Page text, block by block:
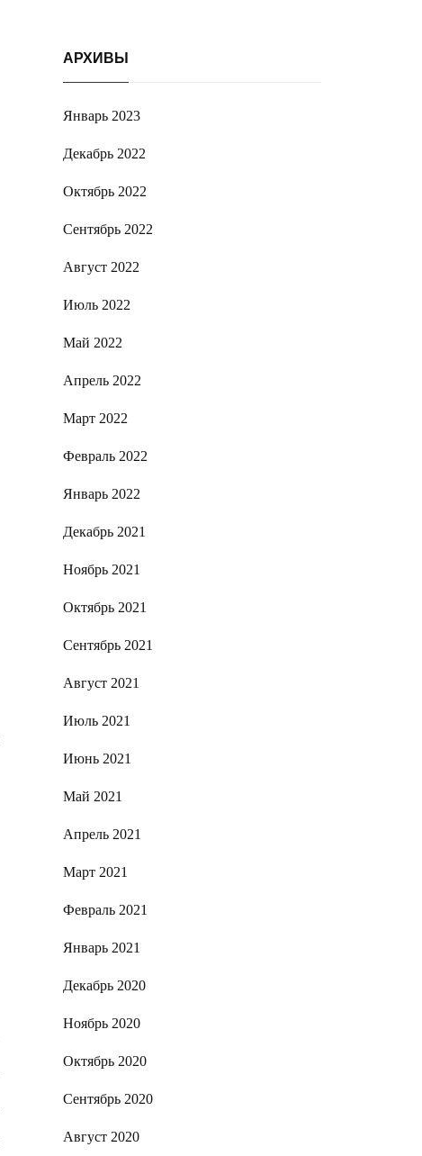
АРХИВЫ
Январь 2023
Декабрь 2022
Октябрь 2022
Сентябрь 2022
Август 2022
Июль 2022
Май 2022
Апрель 2022
Март 2022
Февраль 2022
Январь 2022
Декабрь 2021
Ноябрь 2021
Октябрь 2021
Сентябрь 2021
Август 2021
Июль 2021
Июнь 2021
Май 2021
Апрель 2021
Март 2021
Февраль 2021
Январь 2021
Декабрь 2020
Ноябрь 2020
Октябрь 2020
Сентябрь 2020
Август 2020